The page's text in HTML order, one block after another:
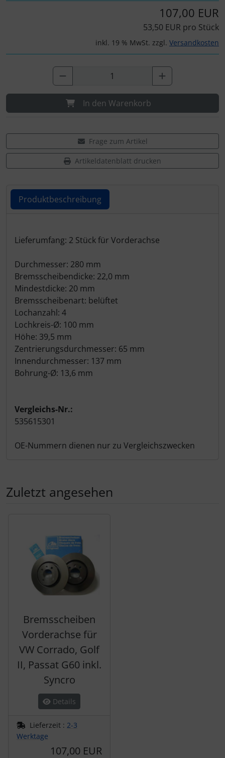
107,00 EUR
53,50 EUR pro Stück
inkl. 19 % MwSt. zzgl. Versandkosten
In den Warenkorb
Frage zum Artikel
Artikeldatenblatt drucken
Produktbeschreibung
Lieferumfang: 2 Stück für Vorderachse
Durchmesser: 280 mm
Bremsscheibendicke: 22,0 mm
Mindestdicke: 20 mm
Bremsscheibenart: belüftet
Lochanzahl: 4
Lochkreis-Ø: 100 mm
Höhe: 39,5 mm
Zentrierungsdurchmesser: 65 mm
Innendurchmesser: 137 mm
Bohrung-Ø: 13,6 mm
Vergleichs-Nr.:
535615301
OE-Nummern dienen nur zu Vergleichszwecken
Zuletzt angesehen
Bremsscheiben
Vorderachse für
VW Corrado, Golf
II, Passat G60 inkl.
Syncro
Details
Lieferzeit : 2-3
Werktage
107,00 EUR